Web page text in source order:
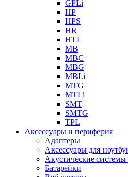
GPLi
HP
HPS
HR
HTL
MB
MBC
MBG
MBLi
MTG
MTLi
SMT
SMTG
TPL
Аксессуары и периферия
Адаптеры
Аксессуары для
Акустические
Батарейки